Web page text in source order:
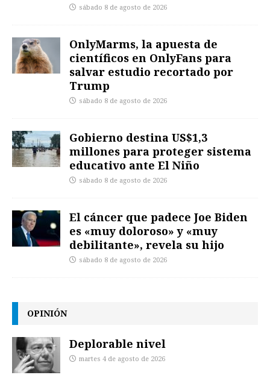
sábado 8 de agosto de 2026
OnlyMarms, la apuesta de
científicos en OnlyFans para
salvar estudio recortado por
Trump
sábado 8 de agosto de 2026
Gobierno destina US$1,3
millones para proteger sistema
educativo ante El Niño
sábado 8 de agosto de 2026
El cáncer que padece Joe Biden
es «muy doloroso» y «muy
debilitante», revela su hijo
sábado 8 de agosto de 2026
OPINIÓN
Deplorable nivel
martes 4 de agosto de 2026